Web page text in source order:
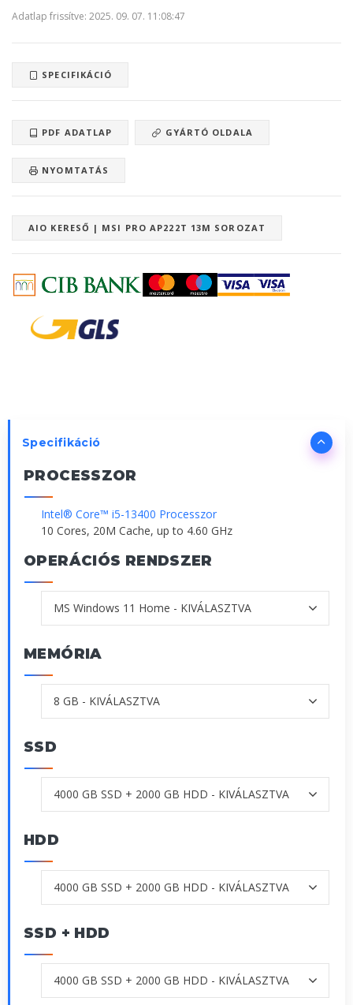
Adatlap frissítve: 2025. 09. 07. 11:08:47
SPECIFIKÁCIÓ
PDF ADATLAP GYÁRTÓ OLDALA
NYOMTATÁS
AIO KERESŐ | MSI PRO AP222T 13M SOROZAT
Specifikáció
PROCESSZOR
Intel® Core™ i5-13400 Processzor
10 Cores, 20M Cache, up to 4.60 GHz
OPERÁCIÓS RENDSZER
MEMÓRIA
SSD
HDD
SSD + HDD